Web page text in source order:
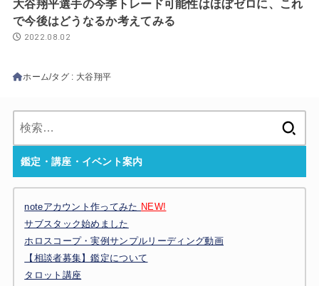
大谷翔平選手の今季トレード可能性はほぼゼロに、これ
で今後はどうなるか考えてみる
2022.08.02
ホーム タグ : 大谷翔平
鑑定・講座・イベント案内
noteアカウント作ってみた NEW!
サブスタック始めました
ホロスコープ・実例サンプルリーディング動画
【相談者募集】鑑定について
タロット講座